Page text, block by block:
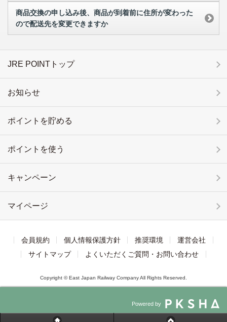
商品交換の申し込み後、商品が到着前に住所が変わった
ので配送先を変更できますか
JRE POINTトップ
お知らせ
ポイントを貯める
ポイントを使う
キャンペーン
マイページ
会員規約 個人情報保護方針 推奨環境
運営会社
サイトマップ
よくいただくご質問・お問い合わせ
Copyright © East Japan Railway Company All Rights Reserved.
Powered by